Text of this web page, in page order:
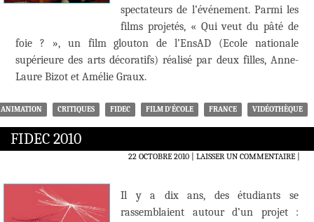
spectateurs de l’événement. Parmi les
films projetés, « Qui veut du pâté de
foie ? », un film glouton de l’EnsAD (Ecole nationale
supérieure des arts décoratifs) réalisé par deux filles, Anne-
Laure Bizot et Amélie Graux.
ANIMATION CRITIQUES FIDEC FILM D'ÉCOLE FRANCE VIDÉOTHÈQUE
FIDEC 2010
22 OCTOBRE 2010 LAISSER UN COMMENTAIRE|
Il y a dix ans, des étudiants se
rassemblaient autour d’un projet :